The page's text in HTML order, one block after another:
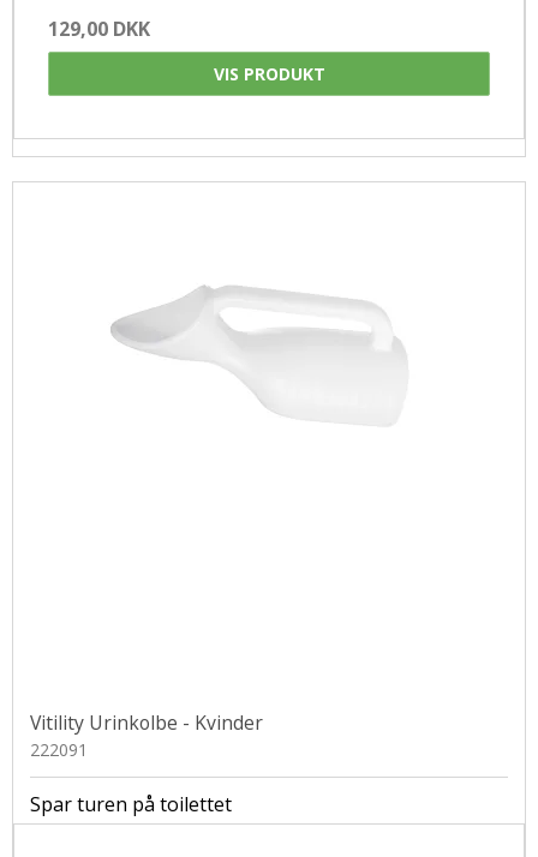
129,00 DKK
VIS PRODUKT
Vitility Urinkolbe - Kvinder
222091
Spar turen på toilettet